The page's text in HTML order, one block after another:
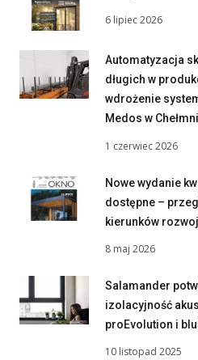
6 lipiec 2026
Automatyzacja
długich w
wdrożenie
Medos w
1 czerwiec 2026
Nowe wydanie
dostępne –
kierunków
8 maj 2026
Salamander
izolacyjność
proEvolution i
10 listopad 2025